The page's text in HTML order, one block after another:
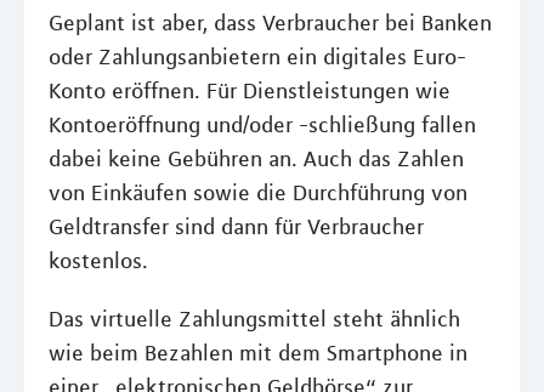
Geplant ist aber, dass Verbraucher bei Banken
oder Zahlungsanbietern ein digitales Euro-
Konto eröffnen. Für Dienstleistungen wie
Kontoeröffnung und/oder -schließung fallen
dabei keine Gebühren an. Auch das Zahlen
von Einkäufen sowie die Durchführung von
Geldtransfer sind dann für Verbraucher
kostenlos.
Das virtuelle Zahlungsmittel steht ähnlich
wie beim Bezahlen mit dem Smartphone in